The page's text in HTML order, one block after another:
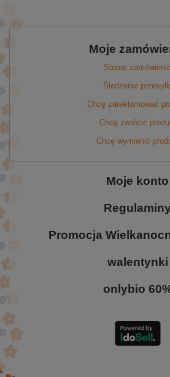
Moje
Status
Śledzenie
Chcę zareklamować
Chcę zwrócić
Chcę wymienić
Moje konto
Promocja
walentynki
onlybio